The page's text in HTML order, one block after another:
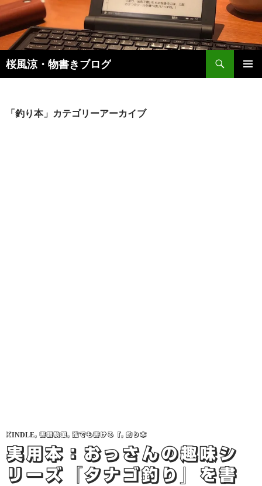
桜風涼・物書きブログ
検
索
ン「釣り本」カテゴリーアーカイブ
KINDLE, 書籍執筆, 誰でも書ける「, 釣り本
実用本：おっさんの趣味シ
リーズ『タナゴ釣り』を書